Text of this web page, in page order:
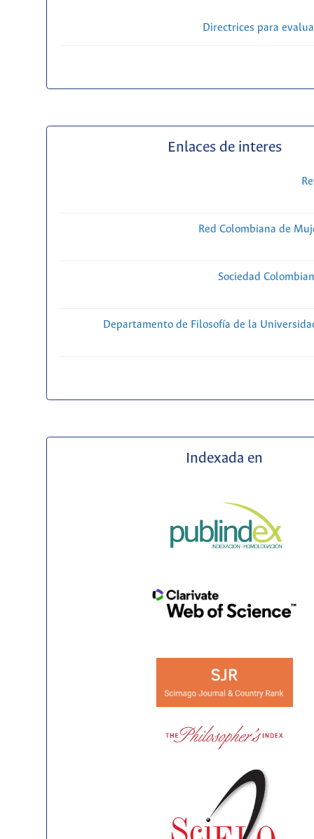
Directrices para
Enlaces de interes
Red Colombiana de
Sociedad
Departamento de Filosofía de la
Indexada en